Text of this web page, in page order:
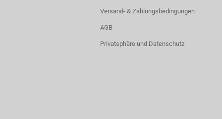
Versand- & Zahlungsbedingungen
AGB
Privatsphäre und Datenschutz